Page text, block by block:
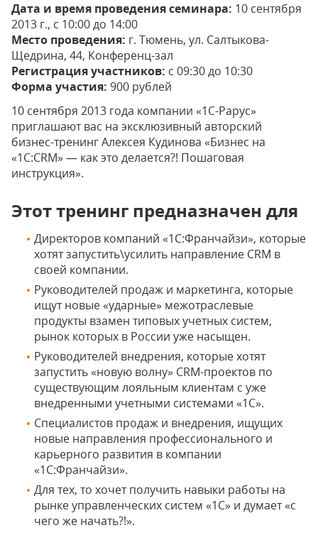
Дата и время проведения семинара: 10 сентября
2013 г., с 10:00 до 14:00
Место проведения: г. Тюмень, ул. Салтыкова-
Щедрина, 44, Конференц-зал
Регистрация участников: с 09:30 до 10:30
Форма участия: 900 рублей
10 сентября 2013 года компании «1С-Рарус»
приглашают вас на эксклюзивный авторский
бизнес-тренинг Алексея Кудинова «Бизнес на
«1С:CRM» — как это делается?! Пошаговая
инструкция».
Этот тренинг предназначен для
Директоров компаний «1С:Франчайзи», которые
хотят запустить\усилить направление CRM в
своей компании.
Руководителей продаж и маркетинга, которые
ищут новые «ударные» межотраслевые
продукты взамен типовых учетных систем,
рынок которых в России уже насыщен.
Руководителей внедрения, которые хотят
запустить «новую волну» CRM-проектов по
существующим лояльным клиентам с уже
внедренными учетными системами «1С».
Специалистов продаж и внедрения, ищущих
новые направления профессионального и
карьерного развития в компании
«1С:Франчайзи».
Для тех, то хочет получить навыки работы на
рынке управленческих систем «1С» и думает «с
чего же начать?!».